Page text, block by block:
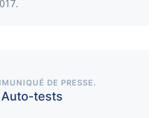
.
DE PRESSE.
tests